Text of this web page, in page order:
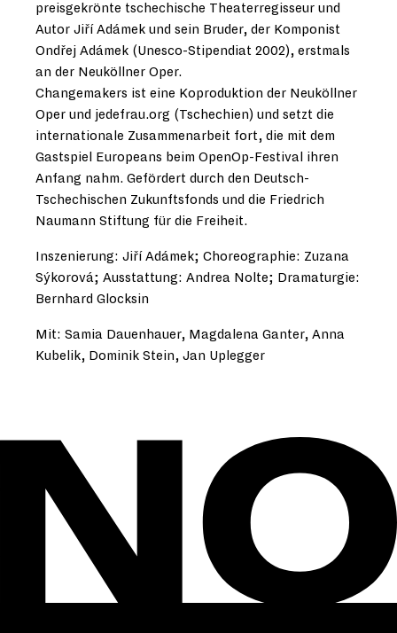
preisgekrönte tschechische Theaterregisseur und
Autor Jiří Adámek und sein Bruder, der Komponist
Ondřej Adámek (Unesco-Stipendiat 2002), erstmals
an der Neuköllner Oper.
Changemakers ist eine Koproduktion der Neuköllner
Oper und jedefrau.org (Tschechien) und setzt die
internationale Zusammenarbeit fort, die mit dem
Gastspiel Europeans beim OpenOp-Festival ihren
Anfang nahm. Gefördert durch den Deutsch-
Tschechischen Zukunftsfonds und die Friedrich
Naumann Stiftung für die Freiheit.
Inszenierung: Jiří Adámek; Choreographie: Zuzana
Sýkorová; Ausstattung: Andrea Nolte; Dramaturgie:
Bernhard Glocksin
Mit: Samia Dauenhauer, Magdalena Ganter, Anna
Kubelik, Dominik Stein, Jan Uplegger